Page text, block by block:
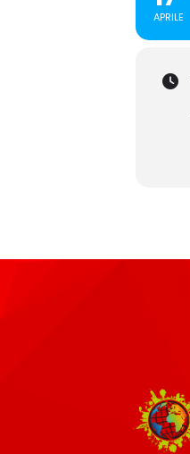
APRILE